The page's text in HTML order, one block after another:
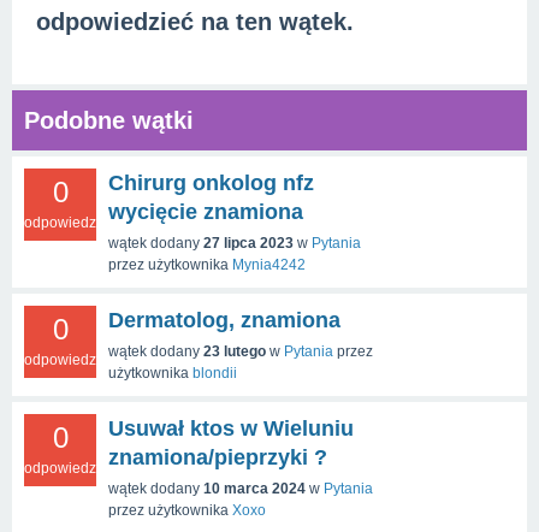
odpowiedzieć na ten wątek.
Podobne wątki
0
odpowiedzi
Chirurg onkolog nfz
wycięcie znamiona
wątek dodany 27 lipca 2023 w Pytania
przez użytkownika Mynia4242
0
odpowiedzi
Dermatolog, znamiona
wątek dodany 23 lutego w Pytania przez
użytkownika blondii
0
odpowiedzi
Usuwał ktos w Wieluniu
znamiona/pieprzyki ?
wątek dodany 10 marca 2024 w Pytania
przez użytkownika Xoxo